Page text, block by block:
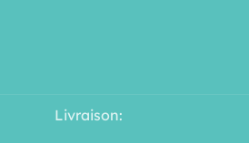
Livraison: